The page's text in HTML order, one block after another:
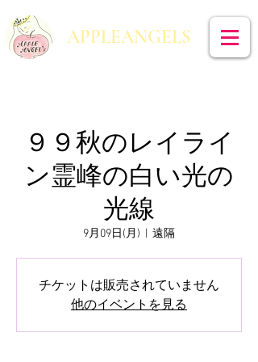
​APPLEANGELS
９９秋のレイライ
ン霊峰の白い光の
光線
9月09日(月) 遠隔
チケットは販売されていません
他のイベントを見る